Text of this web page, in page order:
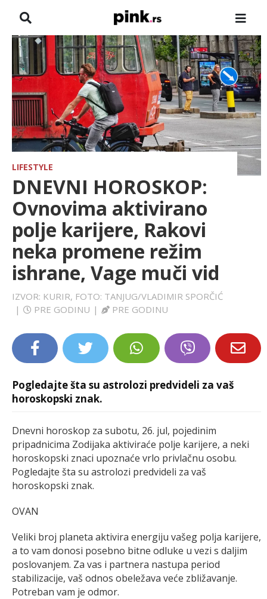
NASLOVNA
VESTI
ZADRUGA
SHOWBIZ
HRONIKA
FARMERI
SPORT
LIFESTYLE
EXTRA
LIFESTYLE
DNEVNI HOROSKOP:
Ovnovima aktivirano
polje karijere, Rakovi
neka promene režim
ishrane, Vage muči vid
IZVOR: KURIR, FOTO: TANJUG/VLADIMIR SPORČIĆ
|
PRE GODINU | PRE GODINU
Pogledajte šta su astrolozi predvideli za vaš
horoskopski znak.
Dnevni horoskop za subotu, 26. jul, pojedinim
pripadnicima Zodijaka aktiviraće polje karijere, a neki
horoskopski znaci upoznaće vrlo privlačnu osobu.
Pogledajte šta su astrolozi predvideli za vaš
horoskopski znak.
OVAN
Veliki broj planeta aktivira energiju vašeg polja karijere,
a to vam donosi posebno bitne odluke u vezi s daljim
poslovanjem. Za vas i partnera nastupa period
stabilizacije, vaš odnos obeležava veće zbližavanje.
Potreban vam je odmor.